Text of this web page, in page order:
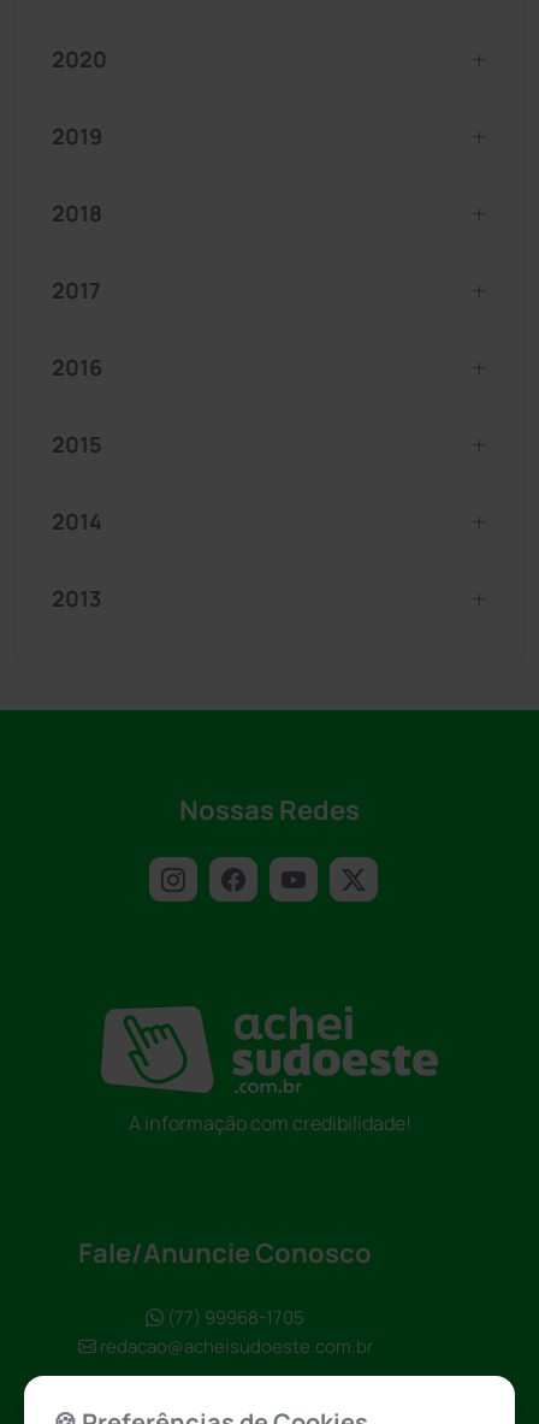
2020
2019
2018
2017
2016
2015
2014
2013
Nossas Redes
A informação com credibilidade!
Fale/Anuncie Conosco
(77) 99968-1705
redacao@acheisudoeste.com.br